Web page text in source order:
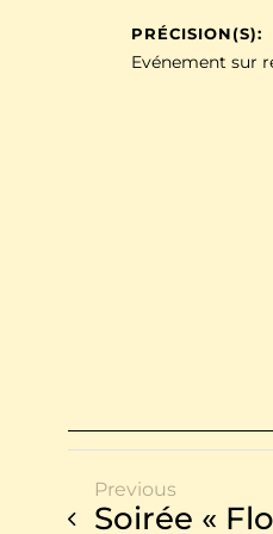
PRÉCISION(S):
Evénement sur
Previous
Soirée «